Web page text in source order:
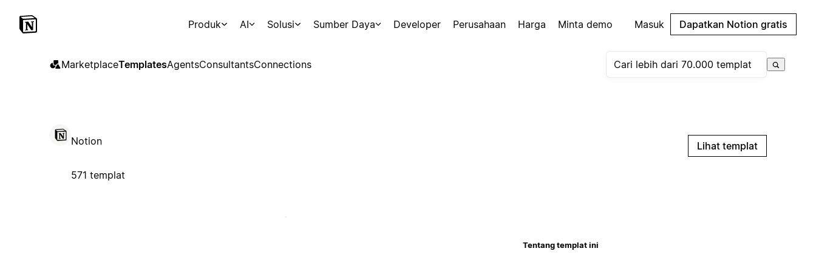
Produk AI Solusi Sumber Daya Developer Perusahaan Harga Minta demo Masuk Dapatkan Notion gratis
MarketplaceTemplatesAgentsConsultantsConnections
Notion
571 templat
Lihat templat
Tentang templat ini